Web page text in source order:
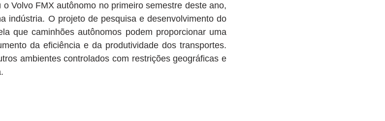
Volvo FMX autônomo no primeiro semestre deste ano,
indústria. O projeto de pesquisa e desenvolvimento do
que caminhões autônomos podem proporcionar uma
da eficiência e da produtividade dos transportes.
ambientes controlados com restrições geográficas e